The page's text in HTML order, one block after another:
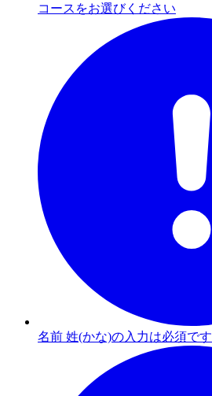
コースをお選びください
名前 姓(かな)の入力は必須です